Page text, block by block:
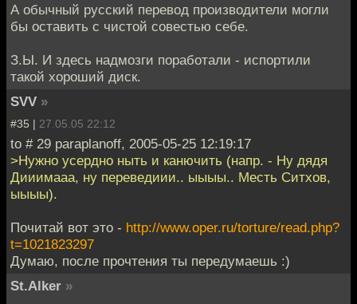
А обычный русский перевод производители могли
бы оставить с чистой совестью себе.
З.Ы. И здесь надмозги поработали - испортили
такой хороший диск.
SVV »
#35 | 27.05.05 22:12
to # 29 paraplanoff, 2005-05-25 12:19:17
>Нужно усердно ныть и канючить (напр. - Ну дядя
Дииимааа, ну переведиии.. ыыыы.. Месть Ситхов,
ыыыы).
Почитай вот это - http://www.oper.ru/torture/read.php?
t=1021823297
Думаю, после прочтения ты передумаешь :)
St.Alker »